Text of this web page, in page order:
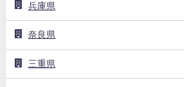
兵庫県
奈良県
三重県